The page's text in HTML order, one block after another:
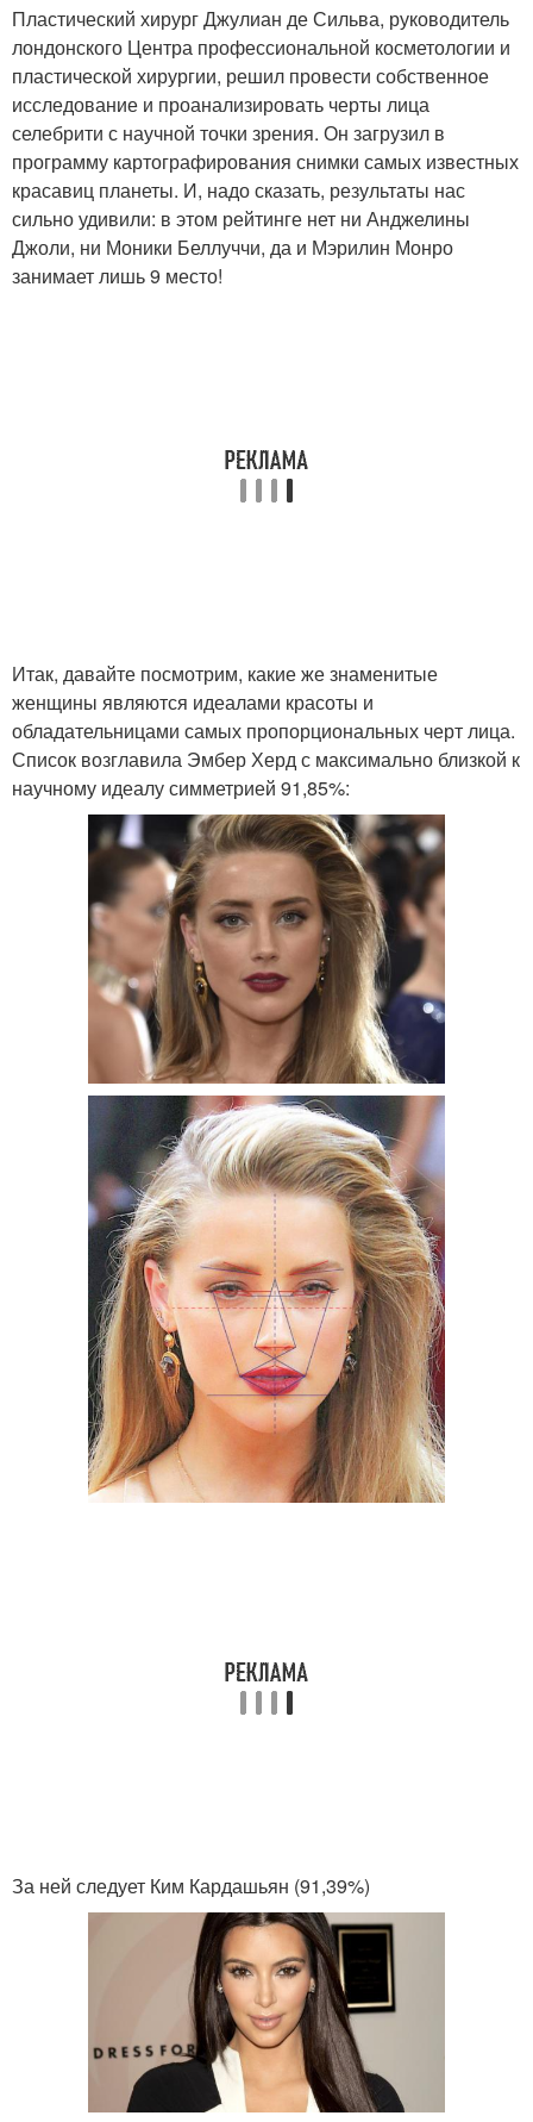
Пластический хирург Джулиан де Сильва, руководитель
лондонского Центра профессиональной косметологии и
пластической хирургии, решил провести собственное
исследование и проанализировать черты лица
селебрити с научной точки зрения. Он загрузил в
программу картографирования снимки самых известных
красавиц планеты. И, надо сказать, результаты нас
сильно удивили: в этом рейтинге нет ни Анджелины
Джоли, ни Моники Беллуччи, да и Мэрилин Монро
занимает лишь 9 место!
Итак, давайте посмотрим, какие же знаменитые
женщины являются идеалами красоты и
обладательницами самых пропорциональных черт лица.
Список возглавила Эмбер Херд с максимально близкой к
научному идеалу симметрией 91,85%:
За ней следует Ким Кардашьян (91,39%)